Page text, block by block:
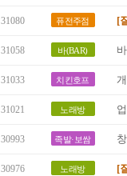
31080 퓨전주점 [
31058 바(BAR)
31033 치킨호프
31021 노래방
30993 족발·보쌈
30976 노래방 [